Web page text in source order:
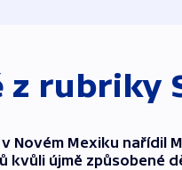
z rubriky
Novém Mexiku nařídil
kvůli újmě způsobené